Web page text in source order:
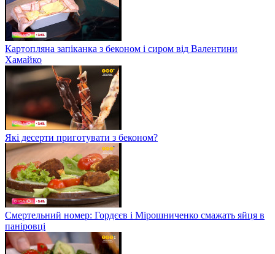
Картопляна запіканка з беконом і сиром від Валентини
Хамайко
Які десерти приготувати з беконом?
Смертельний номер: Гордєєв і Мірошниченко смажать яйця в
паніровці